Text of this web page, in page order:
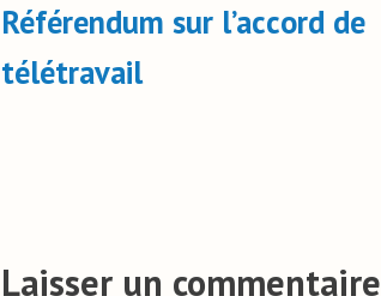
Référendum sur l’accord de
télétravail
Laisser un commentaire